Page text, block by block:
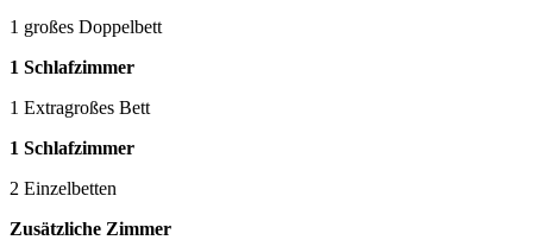
1 großes Doppelbett
1 Schlafzimmer
1 Extragroßes Bett
1 Schlafzimmer
2 Einzelbetten
Zusätzliche Zimmer